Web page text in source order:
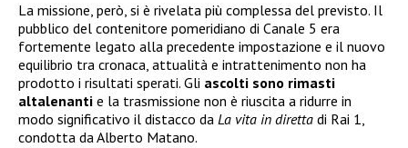
La missione, però, si è rivelata più complessa del previsto. Il
pubblico del contenitore pomeridiano di Canale 5 era
fortemente legato alla precedente impostazione e il nuovo
equilibrio tra cronaca, attualità e intrattenimento non ha
prodotto i risultati sperati. Gli ascolti sono rimasti
altalenanti e la trasmissione non è riuscita a ridurre in
modo significativo il distacco da La vita in diretta di Rai 1,
condotta da Alberto Matano.